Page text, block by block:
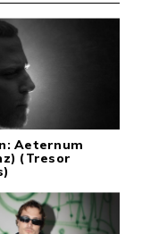
Aeternum
(Tresor